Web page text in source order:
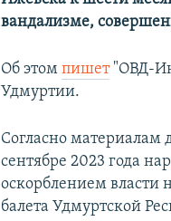
вандализме,
Об этомпишет"ОВД-
Удмуртии.
Согласно материалам
сентябре 2023 года
оскорблением власти
балета Удмуртской